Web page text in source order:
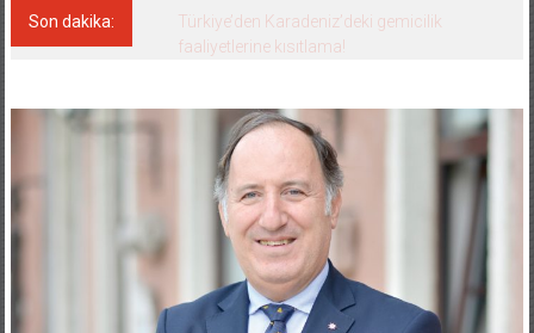
Son dakika:
Denizcilik sektörü, Alsancak Limanı’ndan
memnun